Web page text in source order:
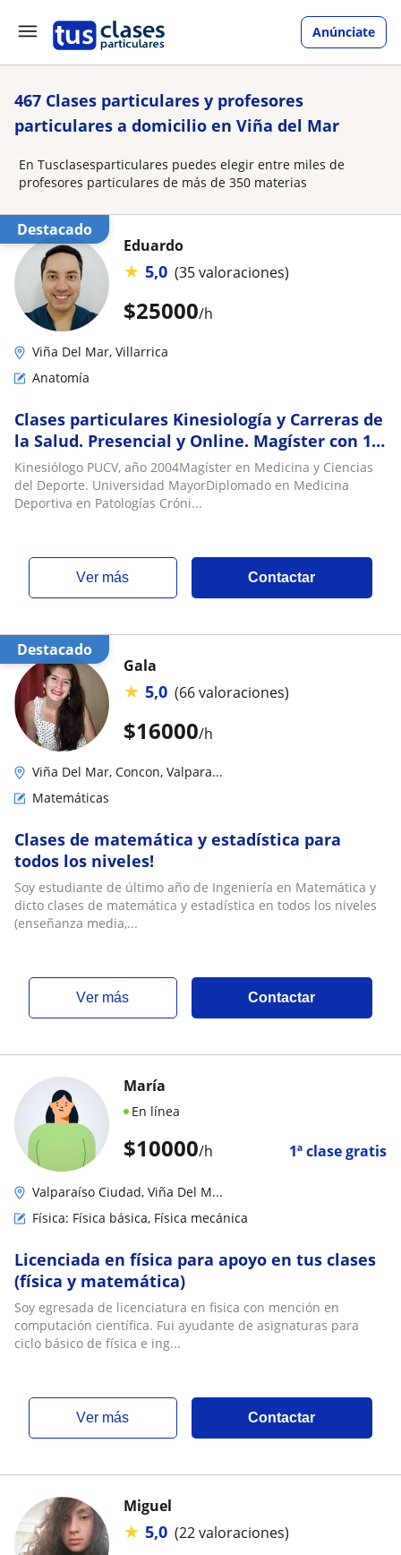
Anúnciate
467 Clases particulares y profesores
particulares a domicilio en Viña del Mar
En Tusclasesparticulares puedes elegir entre miles de
profesores particulares de más de 350 materias
Destacado
$25000/h
Eduardo
★ 5,0 (35 valoraciones)
Viña Del Mar, Villarrica
Anatomía
Clases particulares Kinesiología y Carreras de
la Salud. Presencial y Online. Magíster con 19
años de experiencia académica
Kinesiólogo PUCV, año 2004Magíster en Medicina y Ciencias
del Deporte. Universidad MayorDiplomado en Medicina
Deportiva en Patologías Cróni...
ver más Contactar
Destacado
$16000/h
Gala
★ 5,0 (66 valoraciones)
Viña Del Mar, Concon, Valpara...
Matemáticas
Clases de matemática y estadística para
todos los niveles!
Soy estudiante de último año de Ingeniería en Matemática y
dicto clases de matemática y estadística en todos los niveles
(enseñanza media,...
ver más Contactar
$10000/h 1ª clase gratis
María
En línea
Valparaíso Ciudad, Viña Del M...
Física: Física básica, Física mecánica
Licenciada en física para apoyo en tus clases
(física y matemática)
Soy egresada de licenciatura en fisica con mención en
computación científica. Fui ayudante de asignaturas para
ciclo básico de física e ing...
ver más Contactar
Miguel
★ 5,0 (22 valoraciones)